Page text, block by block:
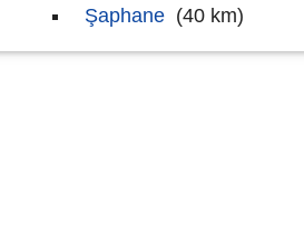
Şaphane (40 km)